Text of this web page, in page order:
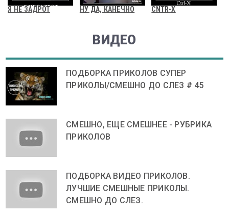
Я НЕ ЗАДРОТ НУ ДА, КАНЕЧНО CNTR-X
ВИДЕО
ПОДБОРКА ПРИКОЛОВ СУПЕР
ПРИКОЛЫ/СМЕШНО ДО СЛЕЗ # 45
СМЕШНО, ЕЩЕ СМЕШНЕЕ - РУБРИКА
ПРИКОЛОВ
ПОДБОРКА ВИДЕО ПРИКОЛОВ.
ЛУЧШИЕ СМЕШНЫЕ ПРИКОЛЫ.
СМЕШНО ДО СЛЕЗ.